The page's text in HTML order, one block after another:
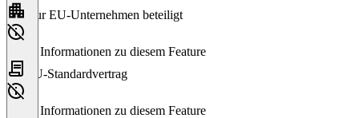
Nur EU-Unternehmen beteiligt
Keine Informationen zu diesem Feature
EU-Standardvertrag
Keine Informationen zu diesem Feature